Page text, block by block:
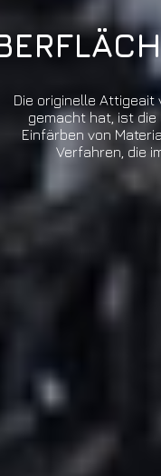
Die originelle Attigeait
gemacht hat, ist die
Einfärben von
Verfahren, die